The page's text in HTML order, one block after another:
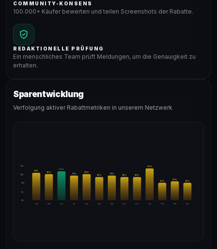
COMMUNITY-KONSENS
100.000+ Käufer bewerten und teilen Screenshots der Rabatte.
REDAKTIONELLE PRÜFUNG
Ein menschliches Team prüft Meldungen, um die Genauigkeit zu
erhalten.
Sparentwicklung
Verfolgung aktiver Rabattmetriken in unserem Netzwerk
24%
18%
12%
6%
0%
Apr
19%
Mai
18%
Jun
20%
Jul
17%
Aug
18%
Sep
16%
Okt
17%
Nov
16%
Dez
16%
Jan
22%
Feb
12%
Mär
13%
Apr
12%